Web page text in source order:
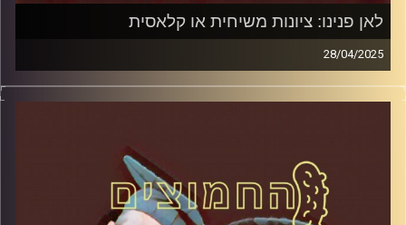
לאן פנינו: ציונות משיחית או קלאסית
28/04/2025
המערכת הפוליטית על ספת הפסיכולוג, עם פרופסור בועז בן-
דוד ופרופסור גלעד הירשברגר
קרדיט תמונות:AudioVersity